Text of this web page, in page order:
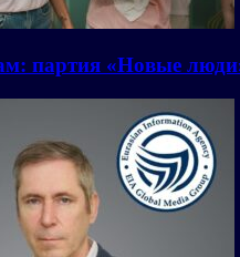
партия «Новые